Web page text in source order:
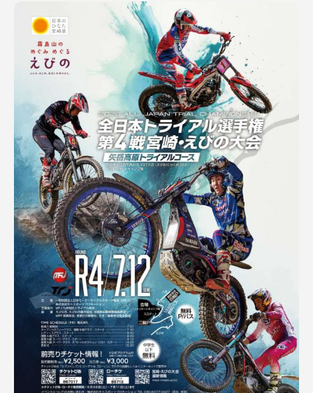
投
稿
ナ
ビ
ゲ
ー
シ
ョ
ン